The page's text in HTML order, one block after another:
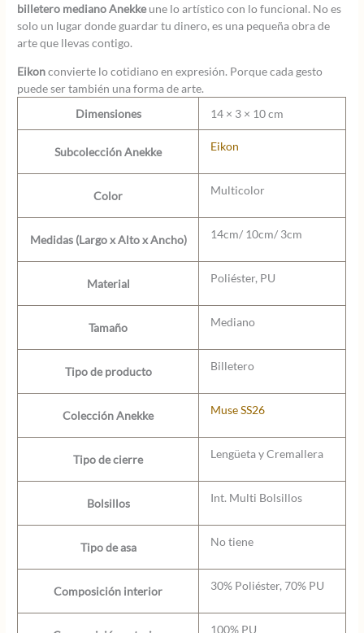
billetero mediano Anekkeune lo artístico con lo funcional. No es
solo un lugar donde guardar tu dinero, es una pequeña obra de
arte que llevas contigo.
Eikonconvierte lo cotidiano en expresión. Porque cada gesto
puede ser también una forma de arte.
Dimensiones
14 × 3 × 10 cm
Subcolección Anekke Eikon
Color Multicolor
Medidas (Largo x Alto x Ancho) 14cm/ 10cm/ 3cm
Material Poliéster, PU
Tamaño Mediano
Tipo de producto Billetero
Colección Anekke Muse SS26
Tipo de cierre Lengüeta y Cremallera
Bolsillos Int. Multi Bolsillos
Tipo de asa No tiene
Composición interior 30% Poliéster, 70% PU
100% PU